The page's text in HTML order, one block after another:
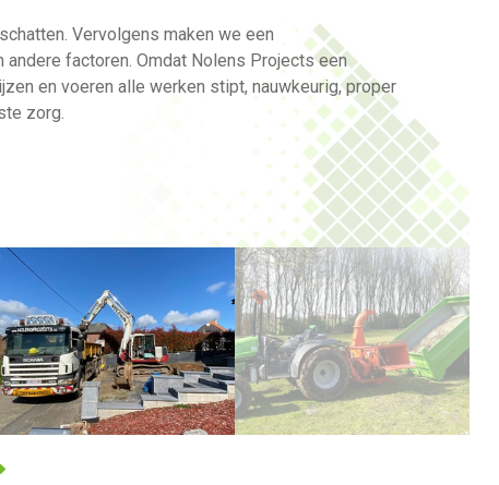
Vervolgens maken we een
factoren. Omdat Nolens Projects een
en voeren alle werken stipt, nauwkeurig, proper
zorg.